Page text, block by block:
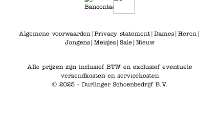
Algemene voorwaarden| Privacy statement| Dames| Heren|
Jongens| Meisjes| Sale| Nieuw
Alle prijzen zijn inclusief BTW en exclusief eventuele
verzendkosten en servicekosten
© 2025 - Durlinger Schoenbedrijf B.V.